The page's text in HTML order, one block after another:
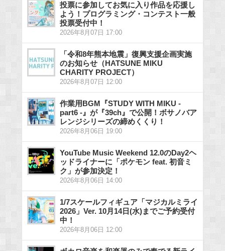
投票に参加してお気に入り作品を応援し
よう！プログラミング・コンテスト一般
投票受付中！
2026年8月07日 17:00
「令和8年熊本地震」復興支援企画実施
のお知らせ（HATSUNE MIKU
CHARITY PROJECT）
2026年8月07日 12:00
作業用BGM『STUDY WITH MIKU -
part6 -』が『39ch』で公開！ボサノバア
レンジシリーズの締めくくり！
2026年8月06日 19:00
YouTube Music Weekend 12.0のDay2ヘ
ッドライナーに「ポケモン feat. 初音ミ
ク」が参加決定！
2026年8月06日 14:00
1/7スケールフィギュア「マジカルミライ
2026」Ver. 10月14日(水)までご予約受付
中！
2026年8月06日 12:00